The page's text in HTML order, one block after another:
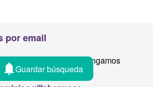
por email
y te avisamos cuando tengamos
Guardar búsqueda